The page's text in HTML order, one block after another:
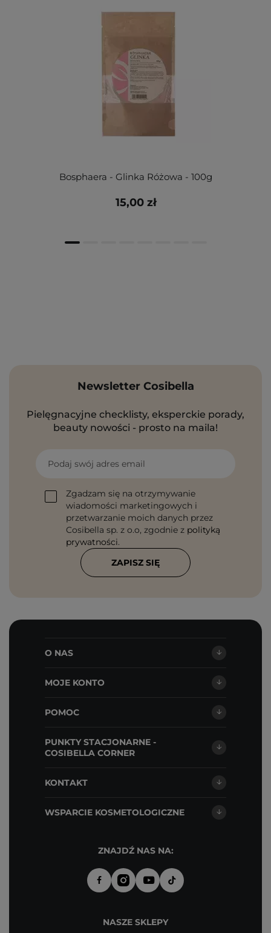
Bosphaera - Glinka Różowa - 100g
15,00 zł
Newsletter Cosibella
Pielęgnacyjne checklisty, eksperckie porady,
beauty nowości - prosto na maila!
Podaj swój adres email
Zgadzam się na otrzymywanie
wiadomości marketingowych i
przetwarzanie moich danych przez
Cosibella sp. z o.o, zgodnie z polityką
prywatności.
ZAPISZ SIĘ
O NAS
MOJE KONTO
POMOC
PUNKTY STACJONARNE -
COSIBELLA CORNER
KONTAKT
WSPARCIE KOSMETOLOGICZNE
ZNAJDŹ NAS NA:
NASZE SKLEPY